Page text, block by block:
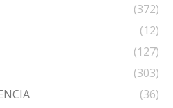
(372)
(12)
(127)
(303)
(36)